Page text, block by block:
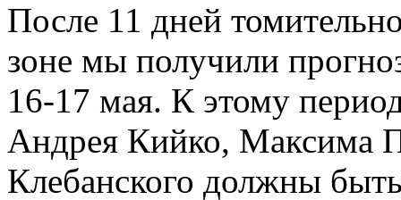
После 11 дней
зоне мы получили
16-17 мая. К этому
Андрея Кийко, Максима
Клебанского должны